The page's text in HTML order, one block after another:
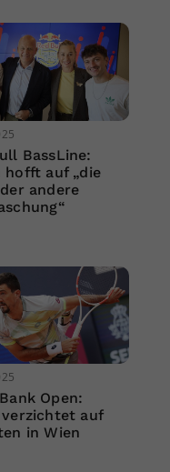
BassLine:
hofft auf „die
andere
Open:
auf
in Wien